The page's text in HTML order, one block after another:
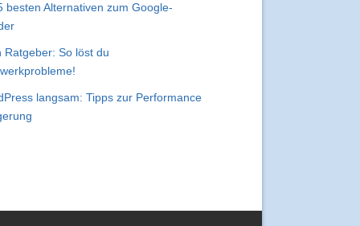
besten Alternativen zum Google-
Ratgeber: So löst du
langsam: Tipps zur Performance